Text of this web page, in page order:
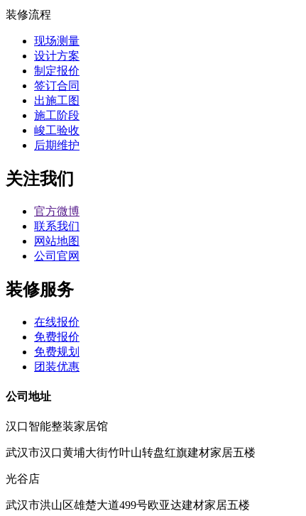
装修流程
现场测量
设计方案
制定报价
签订合同
出施工图
施工阶段
峻工验收
后期维护
关注我们
官方微博
联系我们
网站地图
公司官网
装修服务
在线报价
免费报价
免费规划
团装优惠
公司地址
汉口智能整装家居馆
武汉市汉口黄埔大街竹叶山转盘红旗建材家居五楼
光谷店
武汉市洪山区雄楚大道499号欧亚达建材家居五楼